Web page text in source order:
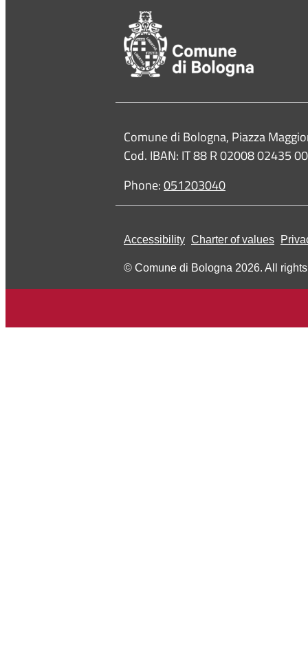
Contacts
Comune di Bologna, Piazza
Cod. IBAN: IT 88 R 02008 02435
Phone:051203040
Accessibility Charter of values
© Comune di Bologna 2026. All